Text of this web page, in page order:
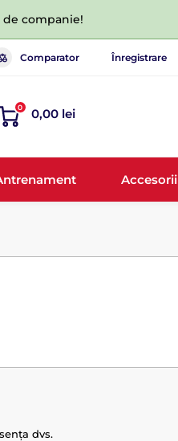
de companie!
Comparator Înregistrare
0 0,00 lei
Accesorii
dvs.